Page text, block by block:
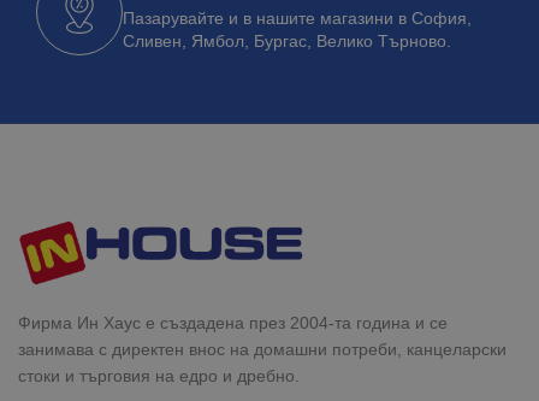
Пазарувайте и в нашите магазини в София,
Сливен, Ямбол, Бургас, Велико Търново.
Фирма Ин Хаус е създадена през 2004-та година и се
занимава с директен внос на домашни потреби, канцеларски
стоки и търговия на едро и дребно.